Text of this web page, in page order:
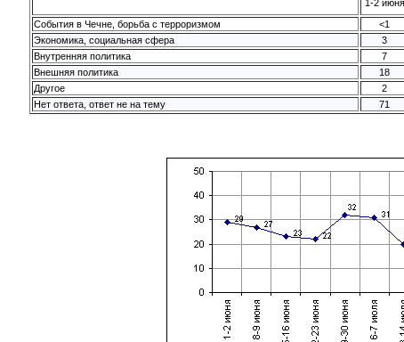
1-2 июня
События в Чечне, борьба с терроризмом
<1
Экономика, социальная сфера
3
Внутренняя политика
7
Внешняя политика
18
Другое
2
Нет ответа, ответ не на тему
71